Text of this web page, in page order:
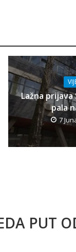
Lažna prijava
pala
7
PUT